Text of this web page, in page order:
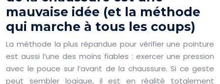
mauvaise idée (et la méthode
qui marche à tous les coups)
La méthode la plus répandue pour vérifier une pointure
est aussi l’une des moins fiables : exercer une pression
avec le pouce sur l’avant de la chaussure. Si ce geste
peut sembler logique, il est en réalité totalement